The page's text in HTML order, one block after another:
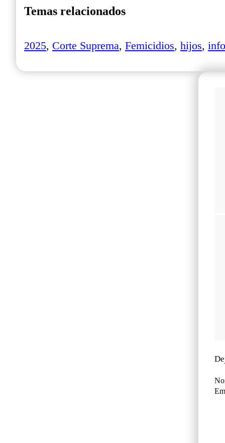
Temas relacionados
2025, Corte Suprema, Femicidios, hijos,